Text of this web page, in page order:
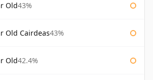
Old43%
Old Cairdeas43%
Old42.4%